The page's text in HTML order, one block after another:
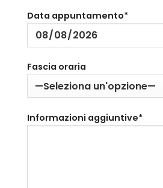
Data appuntamento*
Fascia oraria
Informazioni aggiuntive*